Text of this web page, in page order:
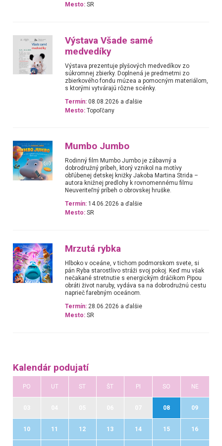
Mesto: SR
Výstava Všade samé
medvedíky
Výstava prezentuje plyšových medvedíkov zo
súkromnej zbierky. Doplnená je predmetmi zo
zbierkového fondu múzea a pomocným materiálom,
s ktorými vytvárajú rôzne scénky.
Termín: 08.08.2026 a ďalšie
Mesto: Topoľčany
Mumbo Jumbo
Rodinný film Mumbo Jumbo je zábavný a
dobrodružný príbeh, ktorý vznikol na motívy
obľúbenej detskej knižky Jakoba Martina Strida –
autora knižnej predlohy k rovnomennému filmu
Neuveriteľný príbeh o obrovskej hruške.
Termín: 14.06.2026 a ďalšie
Mesto: SR
Mrzutá rybka
Hlboko v oceáne, v tichom podmorskom svete, si
pán Ryba starostlivo stráži svoj pokoj. Keď mu však
nečakané stretnutie s energickým dráčikom Pipou
obráti život naruby, vydáva sa na dobrodružnú cestu
naprieč farebným oceánom.
Termín: 28.06.2026 a ďalšie
Mesto: SR
Kalendár podujatí
PO UT ST ŠT PI SO NE
08 09
10 11 12 13 14 15 16